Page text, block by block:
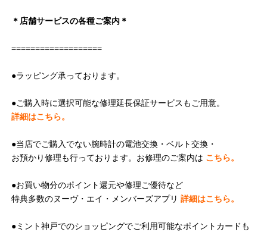
＊店舗サービスの各種ご案内＊
===================
●ラッピング承っております。
●ご購入時に選択可能な修理延長保証サービスもご用意。
詳細はこちら。
●当店でご購入でない腕時計の電池交換・ベルト交換・
お預かり修理も行っております。お修理のご案内は こちら。
●お買い物分のポイント還元や修理ご優待など
特典多数のヌーヴ・エイ・メンバーズアプリ 詳細はこちら。
●ミント神戸でのショッピングでご利用可能なポイントカードも